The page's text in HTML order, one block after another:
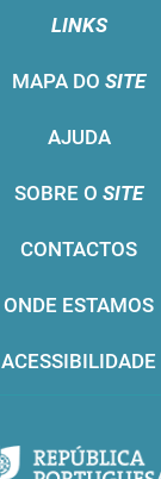
LINKS
MAPA DO SITE
AJUDA
SOBRE O SITE
CONTACTOS
ONDE ESTAMOS
ACESSIBILIDADE